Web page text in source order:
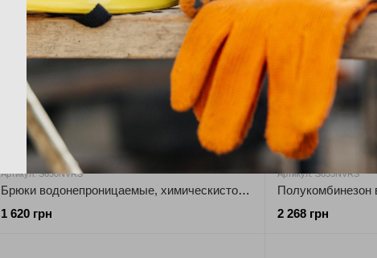
Новинка
Артикул: S650NVRS
Брюки водонепроницаемые, химическистойкие S650 Portwest
1 620 грн
Новинка
Артикул: S653NVRS
2 268 грн